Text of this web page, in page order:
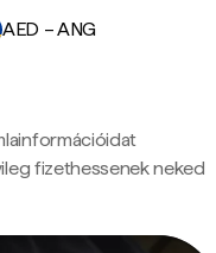
AED – ANG
fizethessenek neked